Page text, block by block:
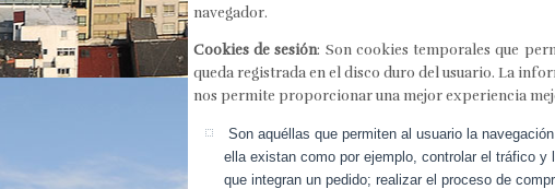
navegador.
Cookies de sesión: Son cookies temporales que
queda registrada en el disco duro del usuario. La
nos permite proporcionar una mejor experiencia
Son aquéllas que permiten al usuario la
ella existan como por ejemplo, controlar el tráfico
que integran un pedido; realizar el proceso de